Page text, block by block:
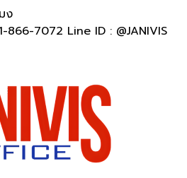
ง
866-7072 Line ID : @JANIVIS